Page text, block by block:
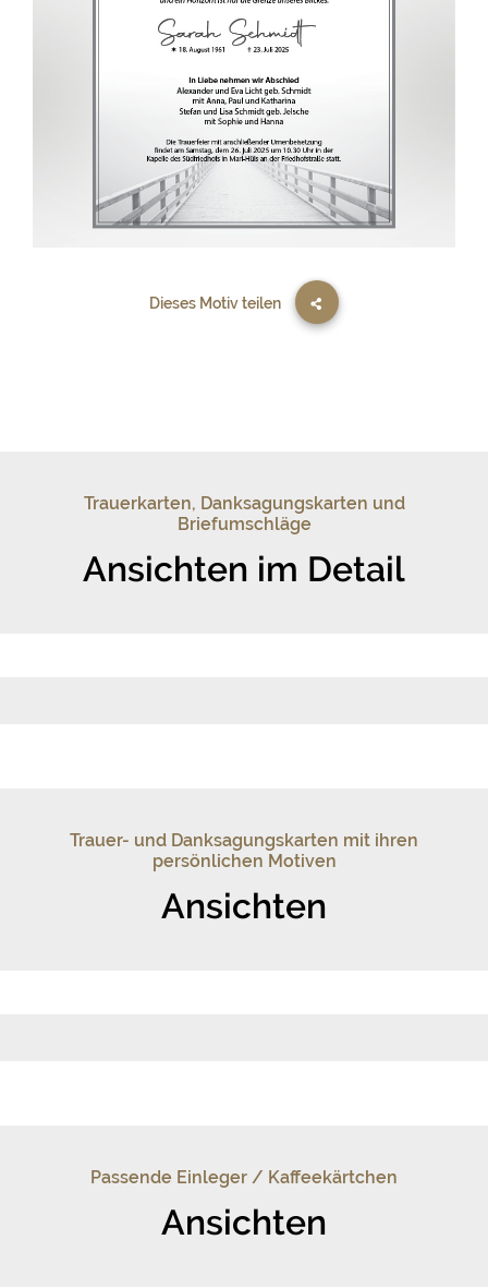
Dieses Motiv teilen
Trauerkarten, Danksagungskarten und
Briefumschläge
Ansichten im Detail
Trauer- und Danksagungskarten mit ihren
persönlichen Motiven
Ansichten
Passende Einleger / Kaffeekärtchen
Ansichten